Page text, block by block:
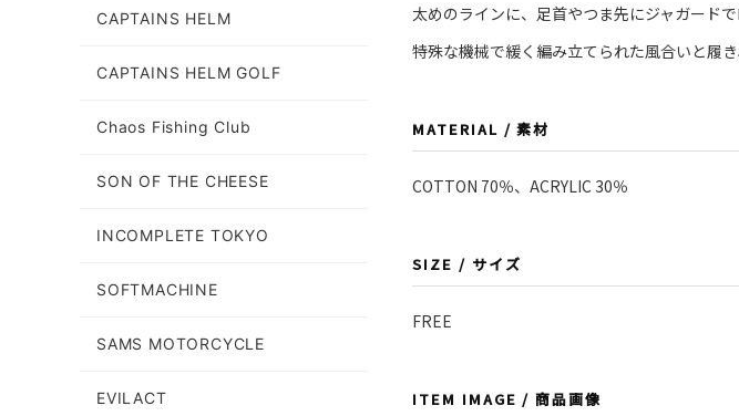
太めのラインに、足首やつま先にジャガードで
特殊な機械で緩く編み立てられた風合いと履き
MATERIAL / 素材
COTTON 70％、ACRYLIC 30％
SIZE / サイズ
FREE
ITEM IMAGE / 商品画像
CAPTAINS HELM
CAPTAINS HELM GOLF
Chaos Fishing Club
SON OF THE CHEESE
INCOMPLETE TOKYO
SOFTMACHINE
SAMS MOTORCYCLE
EVILACT